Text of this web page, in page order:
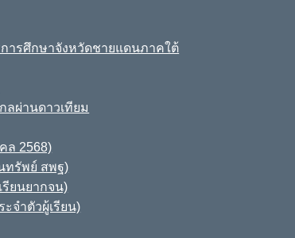
ารศึกษาจังหวัดชายแดนภาคใต้
ลผ่านดาวเทียม
ล 2568)
ทรัพย์ สพฐ)
ยนยากจน)
จำตัวผู้เรียน)